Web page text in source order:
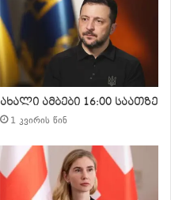
ახალი ამბები 16:00 საათზე
1 კვირის წინ